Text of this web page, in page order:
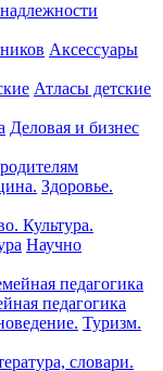
Аксессуары
Атласы детские
Деловая и бизнес
Здоровье.
Культура.
Научно
педагогика
Туризм.